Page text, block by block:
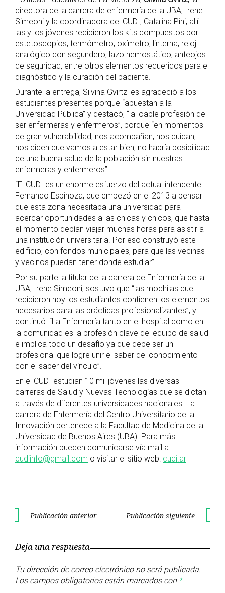
directora de la carrera de enfermería de la UBA, Irene
Simeoni y la coordinadora del CUDI, Catalina Pini; allí
las y los jóvenes recibieron los kits compuestos por:
estetoscopios, termómetro, oxímetro, linterna, reloj
analógico con segundero, lazo hemostático, anteojos
de seguridad, entre otros elementos requeridos para el
diagnóstico y la curación del paciente.
Durante la entrega, Silvina Gvirtz les agradeció a los
estudiantes presentes porque “apuestan a la
Universidad Pública” y destacó, “la loable profesión de
ser enfermeras y enfermeros”, porque “en momentos
de gran vulnerabilidad, nos acompañan, nos cuidan,
nos dicen que vamos a estar bien, no habría posibilidad
de una buena salud de la población sin nuestras
enfermeras y enfermeros”.
“El CUDI es un enorme esfuerzo del actual intendente
Fernando Espinoza, que empezó en el 2013 a pensar
que esta zona necesitaba una universidad para
acercar oportunidades a las chicas y chicos, que hasta
el momento debían viajar muchas horas para asistir a
una institución universitaria. Por eso construyó este
edificio, con fondos municipales, para que las vecinas
y vecinos puedan tener donde estudiar”.
Por su parte la titular de la carrera de Enfermería de la
UBA, Irene Simeoni, sostuvo que “las mochilas que
recibieron hoy los estudiantes contienen los elementos
necesarios para las prácticas profesionalizantes”, y
continuó: “La Enfermería tanto en el hospital como en
la comunidad es la profesión clave del equipo de salud
e implica todo un desafío ya que debe ser un
profesional que logre unir el saber del conocimiento
con el saber del vínculo”.
En el CUDI estudian 10 mil jóvenes las diversas
carreras de Salud y Nuevas Tecnologías que se dictan
a través de diferentes universidades nacionales. La
carrera de Enfermería del Centro Universitario de la
Innovación pertenece a la Facultad de Medicina de la
Universidad de Buenos Aires (UBA). Para más
información pueden comunicarse vía mail a
cudiinfo@gmail.com o visitar el sitio web: cudi.ar
Navegación
entradas
Publicación anterior Publicación siguiente
Deja una respuesta
Tu dirección de correo electrónico no será publicada.
Los campos obligatorios están marcados con *